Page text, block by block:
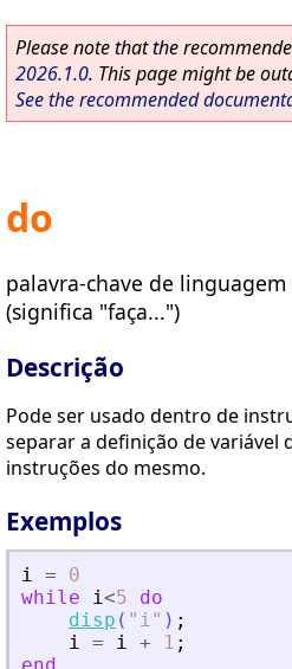
Please note that the
2026.1.0. This page might be
See the recommended
do
palavra-chave de
(significa "faça...")
Descrição
Pode ser usado dentro de
separar a definição de variável
instruções do mesmo.
Exemplos
i =
0
while
i<5
do
disp ( " i" ) ;
i = i + 1 ;